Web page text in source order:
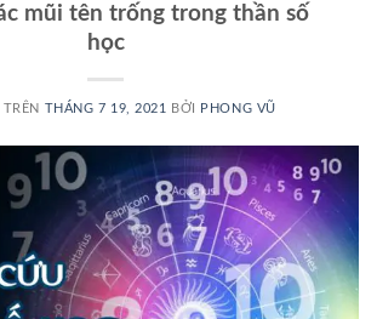
mũi tên trống trong thần số
học
THÁNG 7 19, 2021 BỞI PHONG VŨ